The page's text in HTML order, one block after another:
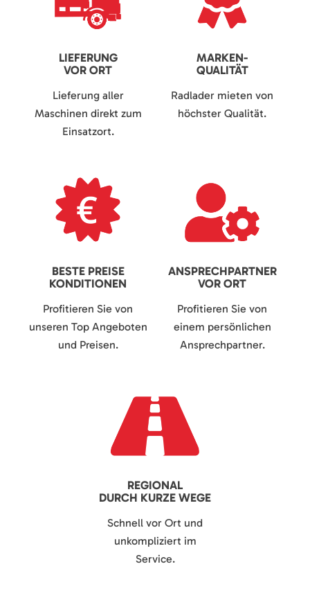
LIEFERUNG
VOR ORT
Lieferung aller
Maschinen direkt zum
Einsatzort.
MARKEN-
QUALITÄT
Radlader mieten von
höchster Qualität.
BESTE PREISE
KONDITIONEN
Profitieren Sie von
unseren Top Angeboten
und Preisen.
ANSPRECHPARTNER
VOR ORT
Profitieren Sie von
einem persönlichen
Ansprechpartner.
REGIONAL
DURCH KURZE WEGE
Schnell vor Ort und
unkompliziert im
Service.